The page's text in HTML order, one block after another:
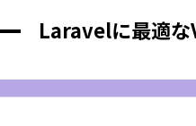
Laravelに最適な